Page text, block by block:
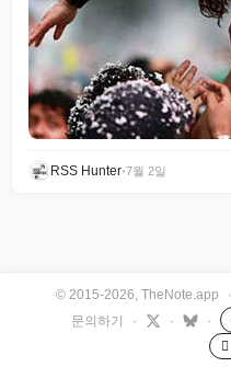
RSS Hunter•7월 2일
© 2015-2026, TheNote.app ·
문의하기
· · ·